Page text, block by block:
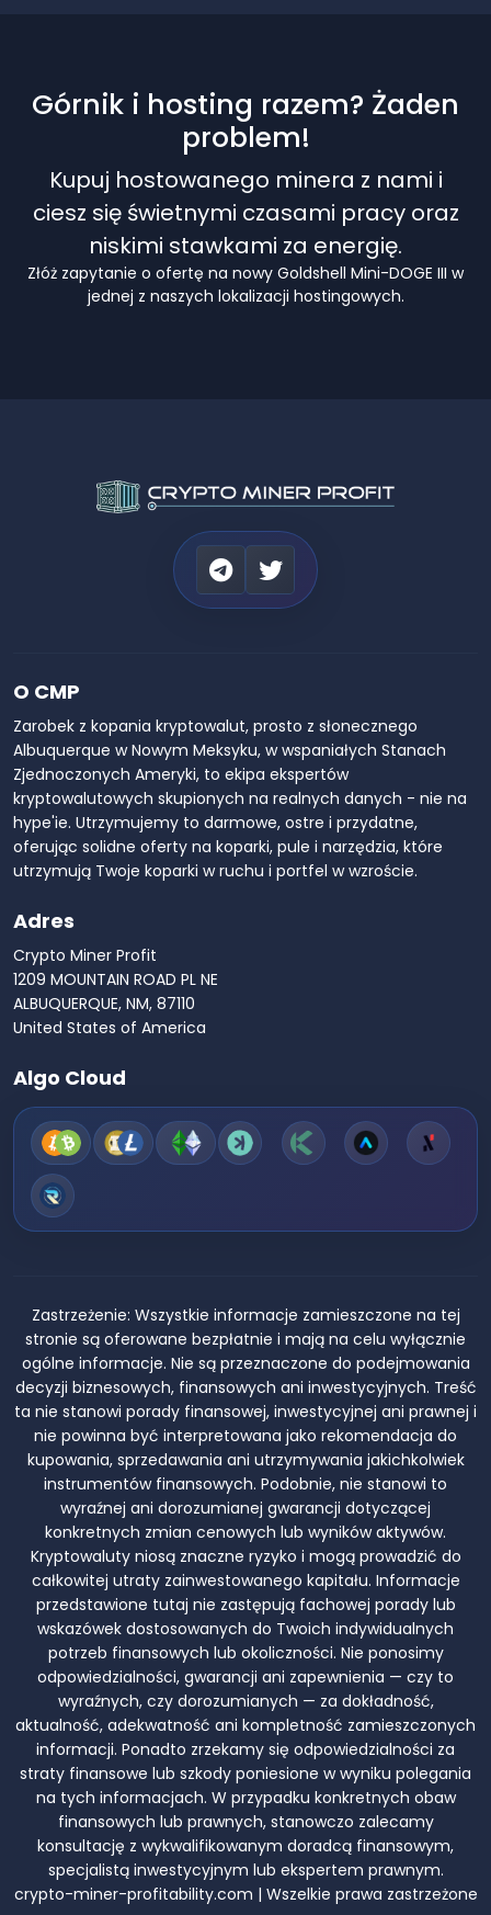
Górnik i hosting razem? Żaden
problem!
Kupuj hostowanego minera z nami i
ciesz się świetnymi czasami pracy oraz
niskimi stawkami za energię.
Złóż zapytanie o ofertę na nowy Goldshell Mini-DOGE III w
jednej z naszych lokalizacji hostingowych.
O CMP
Zarobek z kopania kryptowalut, prosto z słonecznego
Albuquerque w Nowym Meksyku, w wspaniałych Stanach
Zjednoczonych Ameryki, to ekipa ekspertów
kryptowalutowych skupionych na realnych danych - nie na
hype'ie. Utrzymujemy to darmowe, ostre i przydatne,
oferując solidne oferty na koparki, pule i narzędzia, które
utrzymują Twoje koparki w ruchu i portfel w wzroście.
Adres
Crypto Miner Profit
1209 MOUNTAIN ROAD PL NE
ALBUQUERQUE, NM, 87110
United States of America
Algo Cloud
Zastrzeżenie: Wszystkie informacje zamieszczone na tej
stronie są oferowane bezpłatnie i mają na celu wyłącznie
ogólne informacje. Nie są przeznaczone do podejmowania
decyzji biznesowych, finansowych ani inwestycyjnych. Treść
ta nie stanowi porady finansowej, inwestycyjnej ani prawnej i
nie powinna być interpretowana jako rekomendacja do
kupowania, sprzedawania ani utrzymywania jakichkolwiek
instrumentów finansowych. Podobnie, nie stanowi to
wyraźnej ani dorozumianej gwarancji dotyczącej
konkretnych zmian cenowych lub wyników aktywów.
Kryptowaluty niosą znaczne ryzyko i mogą prowadzić do
całkowitej utraty zainwestowanego kapitału. Informacje
przedstawione tutaj nie zastępują fachowej porady lub
wskazówek dostosowanych do Twoich indywidualnych
potrzeb finansowych lub okoliczności. Nie ponosimy
odpowiedzialności, gwarancji ani zapewnienia — czy to
wyraźnych, czy dorozumianych — za dokładność,
aktualność, adekwatność ani kompletność zamieszczonych
informacji. Ponadto zrzekamy się odpowiedzialności za
straty finansowe lub szkody poniesione w wyniku polegania
na tych informacjach. W przypadku konkretnych obaw
finansowych lub prawnych, stanowczo zalecamy
konsultację z wykwalifikowanym doradcą finansowym,
specjalistą inwestycyjnym lub ekspertem prawnym.
crypto-miner-profitability.com | Wszelkie prawa zastrzeżone